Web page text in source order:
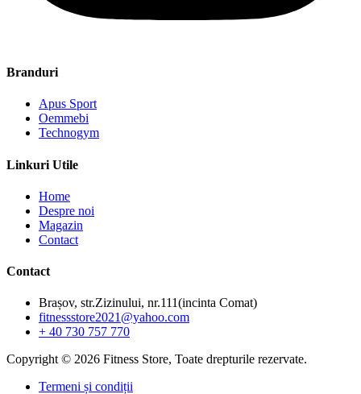
Branduri
Apus Sport
Oemmebi
Technogym
Linkuri Utile
Home
Despre noi
Magazin
Contact
Contact
Brașov, str.Zizinului, nr.111(incinta Comat)
fitnessstore2021@yahoo.com
+ 40 730 757 770
Copyright © 2026 Fitness Store, Toate drepturile rezervate.
Termeni și condiții